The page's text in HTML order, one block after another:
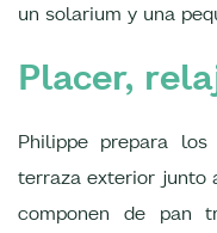
un solarium y una
Placer,
Philippe prepara
terraza exterior junto
componen de pan